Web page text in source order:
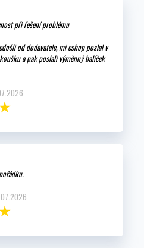
při řešení problému
od dodavatele, mi eshop poslal v
a pak poslali výměnný balíček